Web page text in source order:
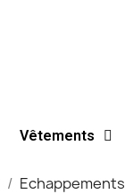
Vêtements
Echappements